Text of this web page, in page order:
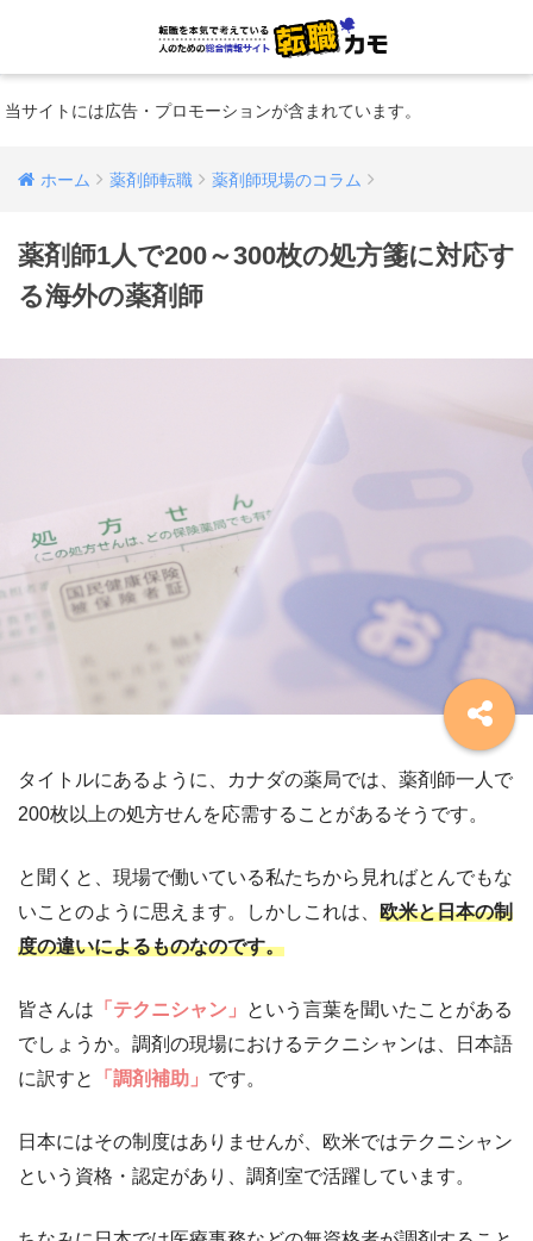
当サイトには広告・プロモーションが含まれています。
ホーム 薬剤師転職 薬剤師現場のコラム
薬剤師1人で200～300枚の処方箋に対応す
る海外の薬剤師
タイトルにあるように、カナダの薬局では、薬剤師一人で
200枚以上の処方せんを応需することがあるそうです。
と聞くと、現場で働いている私たちから見ればとんでもな
いことのように思えます。しかしこれは、 欧米と日本の制
度の違いによるものなのです。
皆さんは 「テクニシャン」
という言葉を聞いたことがある
でしょうか。調剤の現場におけるテクニシャンは、日本語
に訳すと
「調剤補助」 です。
日本にはその制度はありませんが、欧米ではテクニシャン
という資格・認定があり、調剤室で活躍しています。